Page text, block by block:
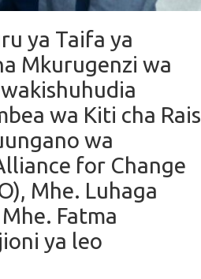
ya Taifa ya
Mkurugenzi wa
wa Kiti cha Rais
wa
for Change
Mhe. Luhaga
Fatma
ya leo